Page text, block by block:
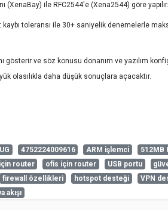
ile RFC2544'e (Xena2544) göre yapılır.
kaybı toleransı ile 30+ saniyelik denemelerle
gösterir ve söz konusu donanım ve yazılım
olasılıkla daha düşük sonuçlara açacaktır.
sorabilirsiniz.
4752224009616 ARM işlemci
512MB
router ofis için router USB portu
firewall özellikleri hotspot desteği VPN
akışı